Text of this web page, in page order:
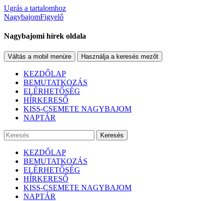
Ugrás a tartalomhoz
NagybajomFigyelő
Nagybajomi hírek oldala
Váltás a mobil menüre Használja a keresés mezőt
KEZDŐLAP
BEMUTATKOZÁS
ELÉRHETŐSÉG
HÍRKERESŐ
KISS-CSEMETE NAGYBAJOM
NAPTÁR
Keresés
KEZDŐLAP
BEMUTATKOZÁS
ELÉRHETŐSÉG
HÍRKERESŐ
KISS-CSEMETE NAGYBAJOM
NAPTÁR